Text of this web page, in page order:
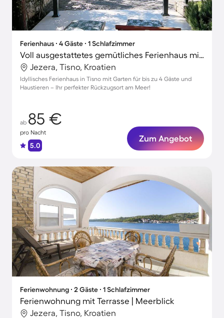
Ferienhaus ∙ 4 Gäste ∙ 1 Schlafzimmer
Voll ausgestattetes gemütliches Ferienhaus mit Grill und Garten | Haustierfreundlich
Jezera, Tisno, Kroatien
Idyllisches Ferienhaus in Tisno mit Garten für bis zu 4 Gäste und
Haustieren – Ihr perfekter Rückzugsort am Meer!
ab 85 €
pro Nacht
5.0
Zum Angebot
Ferienwohnung ∙ 2 Gäste ∙ 1 Schlafzimmer
Ferienwohnung mit Terrasse | Meerblick
Jezera, Tisno, Kroatien